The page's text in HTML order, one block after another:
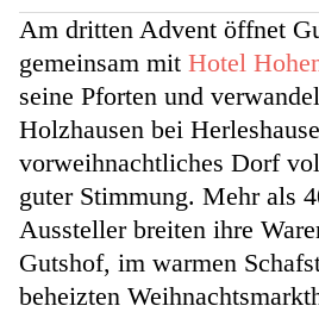
Am dritten Advent öffnet
gemeinsam mit Hotel
seine Pforten und
Holzhausen bei
vorweihnachtliches Dorf
guter Stimmung. Mehr als
Aussteller breiten ihre
Gutshof, im warmen
beheizten